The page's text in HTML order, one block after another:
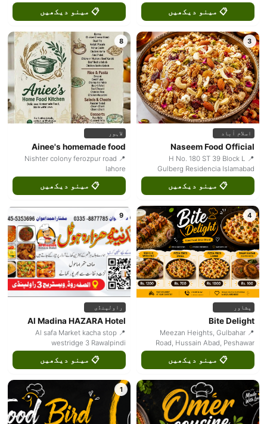
📋 مینو دیکھیں 📋 مینو دیکھیں
3
اسلام آباد
Naseem Food Official
📍 H No. 180 ST 39 Block L
Gulberg Residencia Islamabad
📋 مینو دیکھیں
8
لاہور
Ainee's homemade food
📍 Nishter colony ferozpur road
lahore
📋 مینو دیکھیں
4
پشاور
Bite Delight
📍 Meezan Heights, Gulbahar
Road, Hussain Abad, Peshawar
📋 مینو دیکھیں
9
راولپنڈی
Al Madina HAZARA Hotel
📍 Al safa Market kacha stop
westridge 3 Rawalpindi
📋 مینو دیکھیں
1